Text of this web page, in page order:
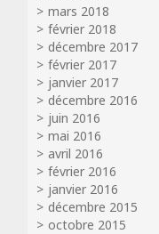
mars 2018
février 2018
décembre 2017
février 2017
janvier 2017
décembre 2016
juin 2016
mai 2016
avril 2016
février 2016
janvier 2016
décembre 2015
octobre 2015